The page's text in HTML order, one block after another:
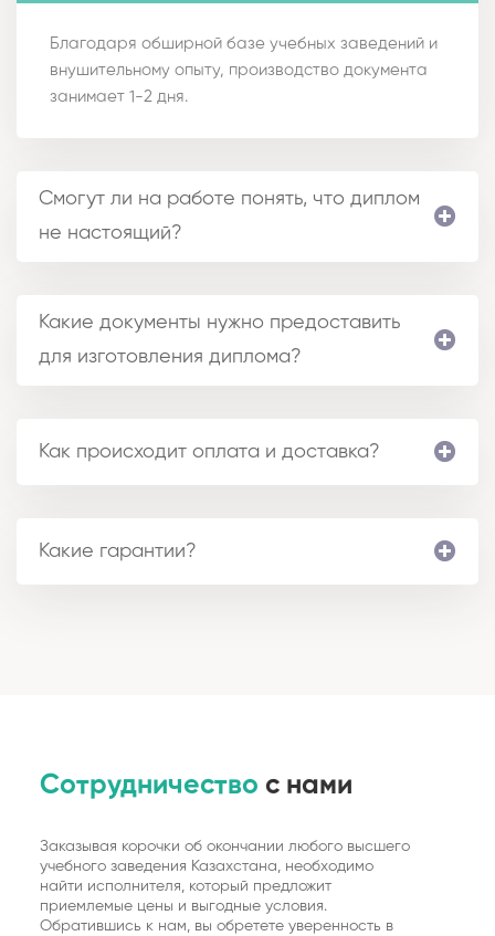
Благодаря обширной базе учебных заведений и
внушительному опыту, производство документа
занимает 1-2 дня.
Смогут ли на работе понять, что диплом
не настоящий?
Какие документы нужно предоставить
для изготовления диплома?
Как происходит оплата и доставка?
Какие гарантии?
Сотрудничество с нами
Заказывая корочки об окончании любого высшего
учебного заведения Казахстана, необходимо
найти исполнителя, который предложит
приемлемые цены и выгодные условия.
Обратившись к нам, вы обретете уверенность в